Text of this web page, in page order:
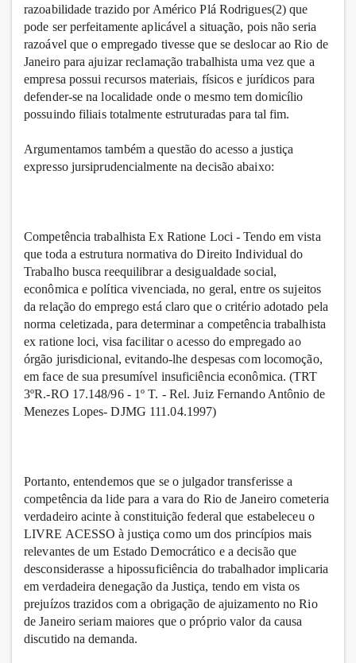
razoabilidade trazido por Américo Plá Rodrigues(2) que
pode ser perfeitamente aplicável a situação, pois não seria
razoável que o empregado tivesse que se deslocar ao Rio de
Janeiro para ajuizar reclamação trabalhista uma vez que a
empresa possui recursos materiais, físicos e jurídicos para
defender-se na localidade onde o mesmo tem domicílio
possuindo filiais totalmente estruturadas para tal fim.
Argumentamos também a questão do acesso a justiça
expresso jursiprudencialmente na decisão abaixo:
Competência trabalhista Ex Ratione Loci - Tendo em vista
que toda a estrutura normativa do Direito Individual do
Trabalho busca reequilibrar a desigualdade social,
econômica e política vivenciada, no geral, entre os sujeitos
da relação do emprego está claro que o critério adotado pela
norma celetizada, para determinar a competência trabalhista
ex ratione loci, visa facilitar o acesso do empregado ao
órgão jurisdicional, evitando-lhe despesas com locomoção,
em face de sua presumível insuficiência econômica. (TRT
3ºR.-RO 17.148/96 - 1º T. - Rel. Juiz Fernando Antônio de
Menezes Lopes- DJMG 111.04.1997)
Portanto, entendemos que se o julgador transferisse a
competência da lide para a vara do Rio de Janeiro cometeria
verdadeiro acinte à constituição federal que estabeleceu o
LIVRE ACESSO à justiça como um dos princípios mais
relevantes de um Estado Democrático e a decisão que
desconsiderasse a hipossuficiência do trabalhador implicaria
em verdadeira denegação da Justiça, tendo em vista os
prejuízos trazidos com a obrigação de ajuizamento no Rio
de Janeiro seriam maiores que o próprio valor da causa
discutido na demanda.